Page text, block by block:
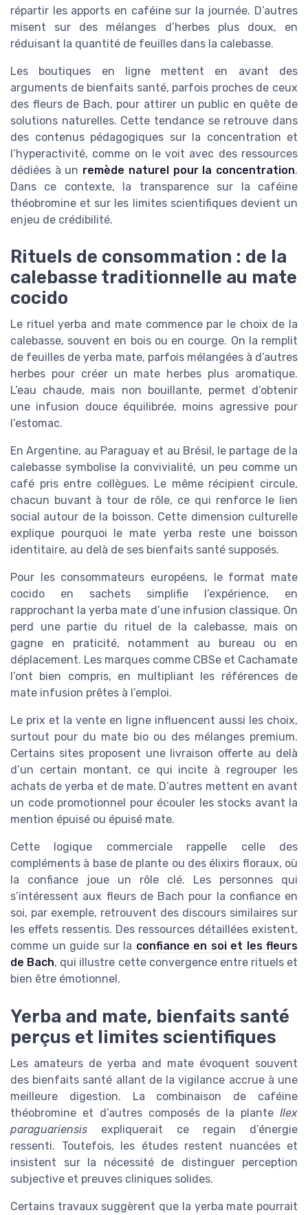
répartir les apports en caféine sur la journée. D’autres
misent sur des mélanges d’herbes plus doux, en
réduisant la quantité de feuilles dans la calebasse.
Les boutiques en ligne mettent en avant des
arguments de bienfaits santé, parfois proches de ceux
des fleurs de Bach, pour attirer un public en quête de
solutions naturelles. Cette tendance se retrouve dans
des contenus pédagogiques sur la concentration et
l’hyperactivité, comme on le voit avec des ressources
dédiées à un remède naturel pour la concentration.
Dans ce contexte, la transparence sur la caféine
théobromine et sur les limites scientifiques devient un
enjeu de crédibilité.
Rituels de consommation : de la
calebasse traditionnelle au mate
cocido
Le rituel yerba and mate commence par le choix de la
calebasse, souvent en bois ou en courge. On la remplit
de feuilles de yerba mate, parfois mélangées à d’autres
herbes pour créer un mate herbes plus aromatique.
L’eau chaude, mais non bouillante, permet d’obtenir
une infusion douce équilibrée, moins agressive pour
l’estomac.
En Argentine, au Paraguay et au Brésil, le partage de la
calebasse symbolise la convivialité, un peu comme un
café pris entre collègues. Le même récipient circule,
chacun buvant à tour de rôle, ce qui renforce le lien
social autour de la boisson. Cette dimension culturelle
explique pourquoi le mate yerba reste une boisson
identitaire, au delà de ses bienfaits santé supposés.
Pour les consommateurs européens, le format mate
cocido en sachets simplifie l’expérience, en
rapprochant la yerba mate d’une infusion classique. On
perd une partie du rituel de la calebasse, mais on
gagne en praticité, notamment au bureau ou en
déplacement. Les marques comme CBSe et Cachamate
l’ont bien compris, en multipliant les références de
mate infusion prêtes à l’emploi.
Le prix et la vente en ligne influencent aussi les choix,
surtout pour du mate bio ou des mélanges premium.
Certains sites proposent une livraison offerte au delà
d’un certain montant, ce qui incite à regrouper les
achats de yerba et de mate. D’autres mettent en avant
un code promotionnel pour écouler les stocks avant la
mention épuisé ou épuisé mate.
Cette logique commerciale rappelle celle des
compléments à base de plante ou des élixirs floraux, où
la confiance joue un rôle clé. Les personnes qui
s’intéressent aux fleurs de Bach pour la confiance en
soi, par exemple, retrouvent des discours similaires sur
les effets ressentis. Des ressources détaillées existent,
comme un guide sur la confiance en soi et les fleurs
de Bach, qui illustre cette convergence entre rituels et
bien être émotionnel.
Yerba and mate, bienfaits santé
perçus et limites scientifiques
Les amateurs de yerba and mate évoquent souvent
des bienfaits santé allant de la vigilance accrue à une
meilleure digestion. La combinaison de caféine
théobromine et d’autres composés de la plante Ilex
paraguariensis expliquerait ce regain d’énergie
ressenti. Toutefois, les études restent nuancées et
insistent sur la nécessité de distinguer perception
subjective et preuves cliniques solides.
Certains travaux suggèrent que la yerba mate pourrait